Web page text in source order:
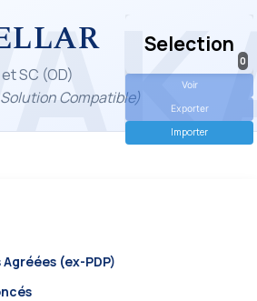
SC (OD)
Compatible)
(ex-PDP)
Selection
0
Voir
Exporter
Importer